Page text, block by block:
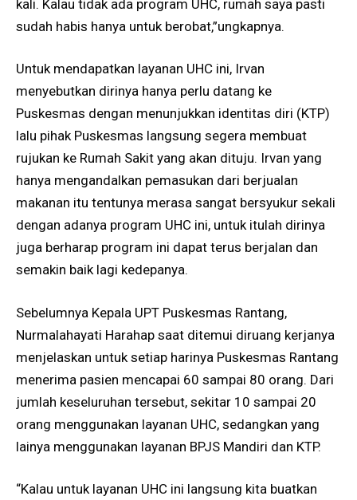
kali. Kalau tidak ada program UHC, rumah saya pasti
sudah habis hanya untuk berobat,”ungkapnya.
Untuk mendapatkan layanan UHC ini, Irvan
menyebutkan dirinya hanya perlu datang ke
Puskesmas dengan menunjukkan identitas diri (KTP)
lalu pihak Puskesmas langsung segera membuat
rujukan ke Rumah Sakit yang akan dituju. Irvan yang
hanya mengandalkan pemasukan dari berjualan
makanan itu tentunya merasa sangat bersyukur sekali
dengan adanya program UHC ini, untuk itulah dirinya
juga berharap program ini dapat terus berjalan dan
semakin baik lagi kedepanya.
Sebelumnya Kepala UPT Puskesmas Rantang,
Nurmalahayati Harahap saat ditemui diruang kerjanya
menjelaskan untuk setiap harinya Puskesmas Rantang
menerima pasien mencapai 60 sampai 80 orang. Dari
jumlah keseluruhan tersebut, sekitar 10 sampai 20
orang menggunakan layanan UHC, sedangkan yang
lainya menggunakan layanan BPJS Mandiri dan KTP.
“Kalau untuk layanan UHC ini langsung kita buatkan